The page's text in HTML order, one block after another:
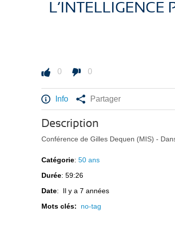
L’INTELLIGENCE
0 0
Info Partager
Description
Conférence de Gilles Dequen (MIS) -
Catégorie:50 ans
Durée: 59:26
Date: Il y a 7 années
Mots clés: no-tag